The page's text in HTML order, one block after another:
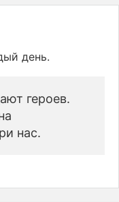
день.
героев.
нас.